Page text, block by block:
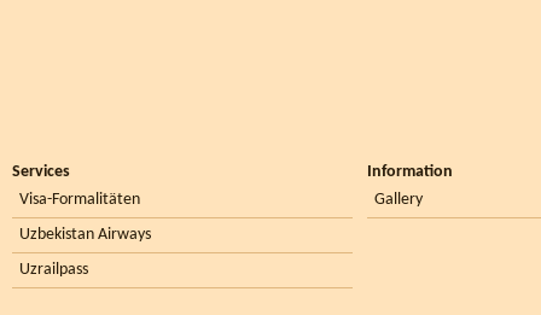
Services
Visa-Formalitäten
Uzbekistan Airways
Uzrailpass
Information
Gallery